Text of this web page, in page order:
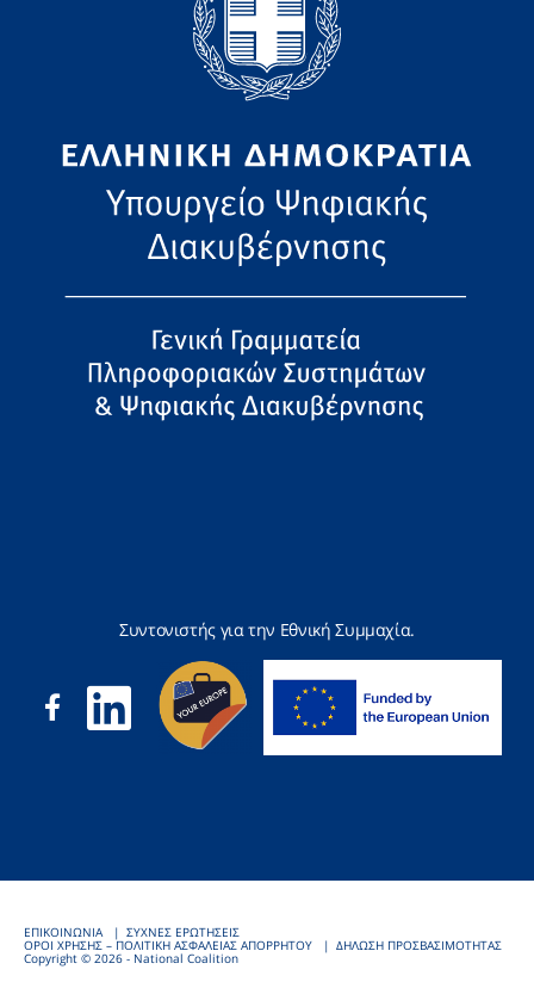
Συντονιστής για την Εθνική Συμμαχία.
ΕΠΙΚΟΙΝΩΝΙΑ
ΣΥΧΝΕΣ ΕΡΩΤΗΣΕΙΣ
ΟΡΟΙ ΧΡΗΣΗΣ – ΠΟΛΙΤΙΚΗ ΑΣΦΑΛΕΙΑΣ ΑΠΟΡΡΗΤΟΥ
ΔΗΛΩΣΗ ΠΡΟΣΒΑΣΙΜΟΤΗΤΑΣ
Copyright © 2026 - National Coalition